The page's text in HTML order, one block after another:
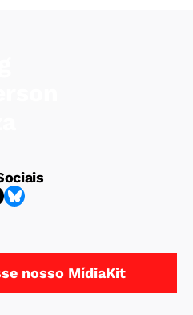
nosso MídiaKit